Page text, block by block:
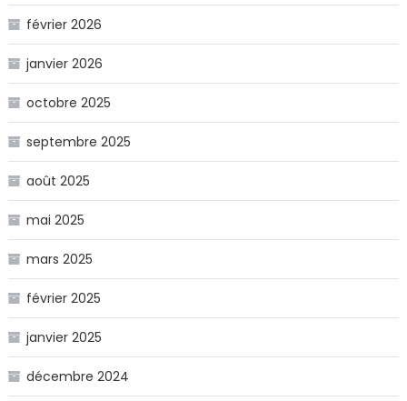
février 2026
janvier 2026
octobre 2025
septembre 2025
août 2025
mai 2025
mars 2025
février 2025
janvier 2025
décembre 2024